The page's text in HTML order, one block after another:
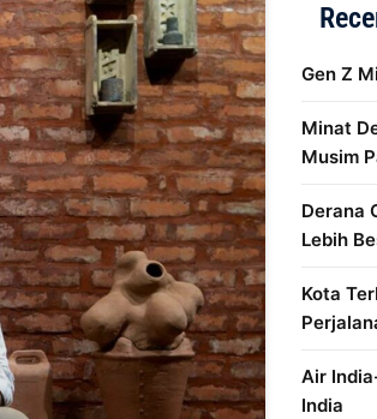
Gen Z
Minat
Musim
Derana
Lebih
Kota
Air
India